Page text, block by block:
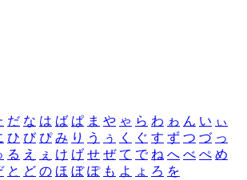
だ な は ば ぱ ま や ゃ ら わ ゎ ん い ぃ
ひ び ぴ み り う ぅ く ぐ す ず つ づ っ
る え ぇ け げ せ ぜ て で ね へ べ ぺ め
と ど の ほ ぼ ぽ も よ ょ ろ を